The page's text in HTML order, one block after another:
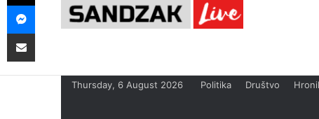
Thursday, 6 August 2026 Politika Društvo
Messenger
Pošalji preko E-Maila